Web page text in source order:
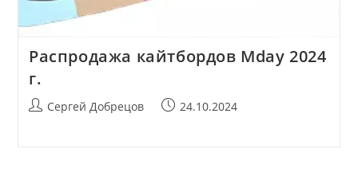
Распродажа кайтбордов Mday 2024
г.
АвторСергей Добрецов
Запись24.10.2024